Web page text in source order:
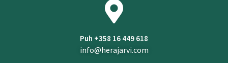
Puh +358 16 449 618
info@herajarvi.com